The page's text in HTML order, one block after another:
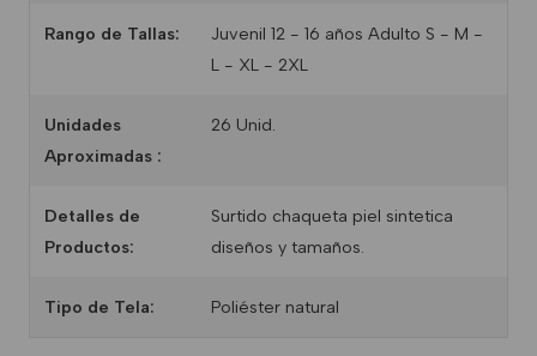
Rango de Tallas:
Juvenil 12 - 16 años Adulto S - M -
L - XL - 2XL
Unidades
Aproximadas :
26 Unid.
Detalles de
Productos:
Surtido chaqueta piel sintetica
diseños y tamaños.
Tipo de Tela: Poliéster natural